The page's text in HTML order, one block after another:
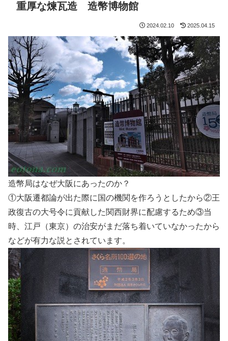
重厚な煉瓦造 造幣博物館
2024.02.10 2025.04.15
造幣局はなぜ大阪にあったのか？
①大阪遷都論が出た際に国の機関を作ろうとしたから②王
政復古の大号令に貢献した関西財界に配慮するため③当
時、江戸（東京）の治安がまだ落ち着いていなかったから
などが有力な説とされています。